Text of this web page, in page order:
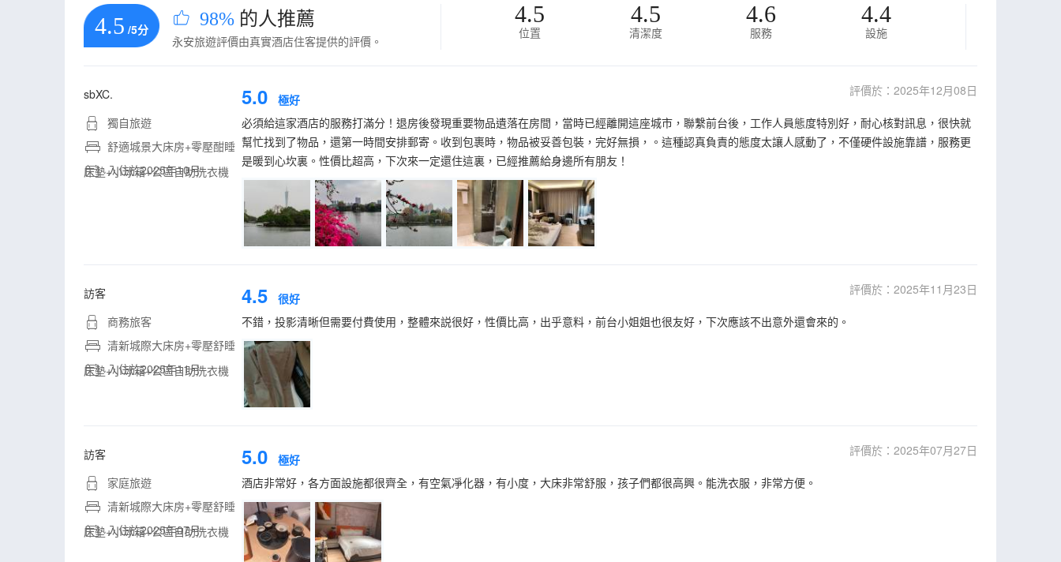
4.5 /5分 98% 的人推薦
永安旅遊評價由真實酒店住客提供的評價。
4.5
位置
4.5
清潔度
4.6
服務
4.4
設施
sbXC.
獨自旅遊
舒適城景大床房+零壓酣睡
床墊+小冰箱+公區自助洗衣機
入住於2025年10月
5.0 極好
評價於：2025年12月08日
必須給這家酒店的服務打滿分！退房後發現重要物品遺落在房間，當時已經離開這座城市，聯繫前台後，工作人員態度特別好，耐心核對訊息，很快就
幫忙找到了物品，還第一時間安排郵寄。收到包裹時，物品被妥善包裝，完好無損，。這種認真負責的態度太讓人感動了，不僅硬件設施靠譜，服務更
是暖到心坎裏。性價比超高，下次來一定還住這裏，已經推薦給身邊所有朋友！
訪客
商務旅客
清新城際大床房+零壓舒睡
床墊+小冰箱+公區自助洗衣機
入住於2025年11月
4.5 很好
評價於：2025年11月23日
不錯，投影清晰但需要付費使用，整體來説很好，性價比高，出乎意料，前台小姐姐也很友好，下次應該不出意外還會來的。
訪客
家庭旅遊
清新城際大床房+零壓舒睡
床墊+小冰箱+公區自助洗衣機
入住於2025年07月
5.0 極好
評價於：2025年07月27日
酒店非常好，各方面設施都很齊全，有空氣凈化器，有小度，大床非常舒服，孩子們都很高興。能洗衣服，非常方便。